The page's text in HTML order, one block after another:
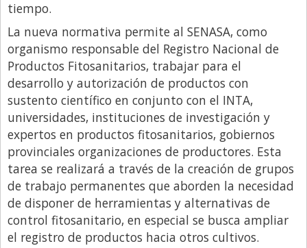
Real Estate y Propiedades
Responsabilidad Social
Salidas
Santa Fe
Show Business
Sociedad
Tecnología
Tendencias
Viajes
tiempo.
La nueva normativa permite al SENASA, como
organismo responsable del Registro Nacional de
Productos Fitosanitarios, trabajar para el
desarrollo y autorización de productos con
sustento científico en conjunto con el INTA,
universidades, instituciones de investigación y
expertos en productos fitosanitarios, gobiernos
provinciales organizaciones de productores. Esta
tarea se realizará a través de la creación de grupos
de trabajo permanentes que aborden la necesidad
de disponer de herramientas y alternativas de
control fitosanitario, en especial se busca ampliar
el registro de productos hacia otros cultivos.